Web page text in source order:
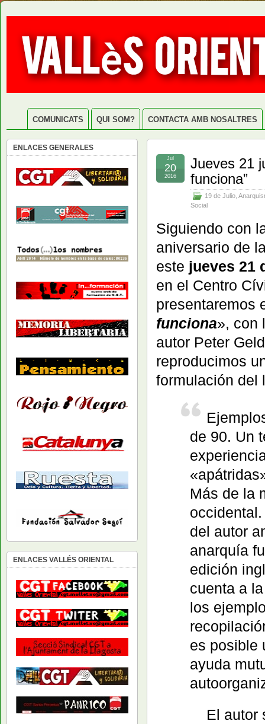
COMUNICATS QUI SOM? CONTACTA AMB NOSALTRES
Jueves 21
funciona”
19 de Julio
Social
Jul
20
2016
Siguiendo con
aniversario de
este jueves 21
en el Centro
presentaremos
funciona», con
autor Peter
reproducimos
formulación del
de 90. Un
Más de la
del autor
anarquía
edición
cuenta a
los
es posible
ayuda
El autor
ENLACES GENERALES
ENLACES VALLÉS ORIENTAL